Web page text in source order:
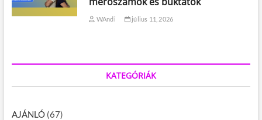
WAndi július 11, 2026
KATEGÓRIÁK
AJÁNLÓ(67)